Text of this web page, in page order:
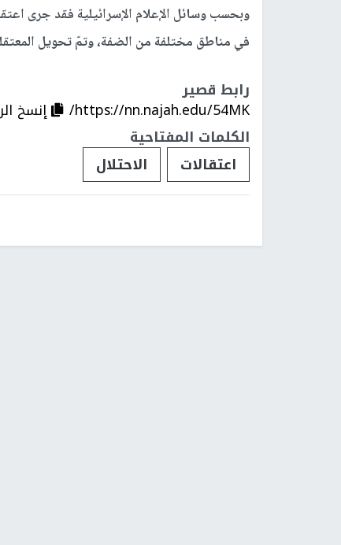
وبحسب وسائل الإعلام الإسرائيلية فقد جرى
في مناطق مختلفة من الضفة، وتمّ تحويل
رابط قصير
https://nn.najah.edu/54MK/
إنسخ
الكلمات المفتاحية
اعتقالات
الاحتلال